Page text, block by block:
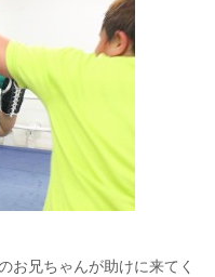
お兄ちゃんが助けに来てく